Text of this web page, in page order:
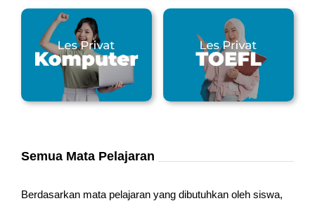
Semua Mata Pelajaran
Berdasarkan mata pelajaran yang dibutuhkan oleh siswa,